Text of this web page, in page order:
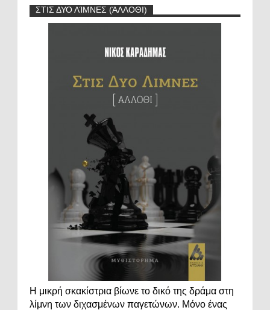
ΣΤΙΣ ΔΥΟ ΛΊΜΝΕΣ (ΆΛΛΟΘΙ)
Η μικρή σκακίστρια βίωνε το δικό της δράμα στη
λίμνη των διχασμένων παγετώνων. Μόνο ένας